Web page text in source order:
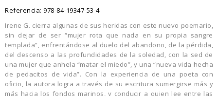
Referencia: 978-84-19347-53-4
Irene G. cierra algunas de sus heridas con este nuevo poemario,
sin dejar de ser “mujer rota que nada en su propia sangre
templada”, enfrentándose al duelo del abandono, de la pérdida,
del descenso a las profundidades de la soledad, con la sed de
una mujer que anhela “matar el miedo”, y una “nueva vida hecha
de pedacitos de vida”. Con la experiencia de una poeta con
oﬁcio, la autora logra a través de su escritura sumergirse más y
más hacia los fondos marinos, y conducir a quien lee entre las